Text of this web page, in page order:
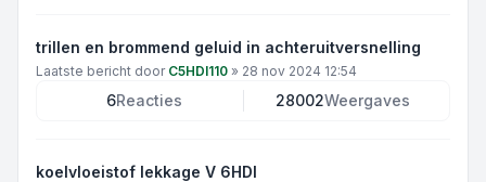
trillen en brommend geluid in achteruitversnelling
Laatste bericht door C5HDI110 » 28 nov 2024 12:54
6Reacties 28002Weergaves
koelvloeistof lekkage V 6HDI